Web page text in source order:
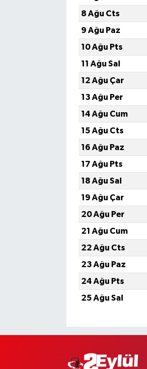
8 Ağu Cts
9 Ağu Paz
10 Ağu Pts
11 Ağu Sal
12 Ağu Çar
13 Ağu Per
14 Ağu Cum
15 Ağu Cts
16 Ağu Paz
17 Ağu Pts
18 Ağu Sal
19 Ağu Çar
20 Ağu Per
21 Ağu Cum
22 Ağu Cts
23 Ağu Paz
24 Ağu Pts
25 Ağu Sal